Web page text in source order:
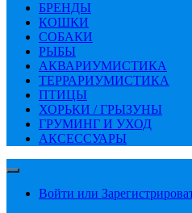
БРЕНДЫ
КОШКИ
СОБАКИ
РЫБЫ
АКВАРИУМИСТИКА
ТЕРРАРИУМИСТИКА
ПТИЦЫ
ХОРЬКИ / ГРЫЗУНЫ
ГРУМИНГ И УХОД
АКСЕССУАРЫ
Войти или